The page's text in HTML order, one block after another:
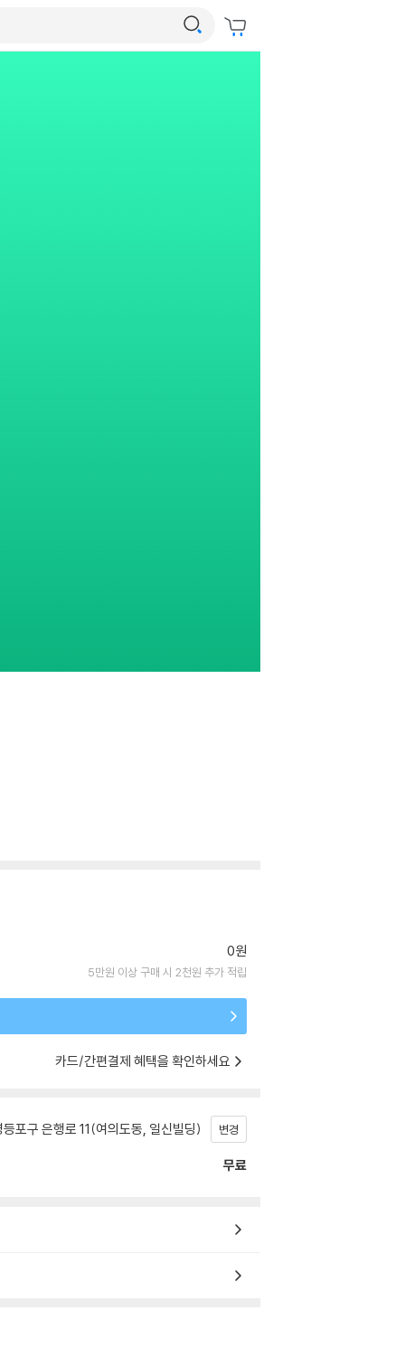
0원
5만원 이상 구매 시 2천원 추가 적립
카드/간편결제 혜택을 확인하세요
포구 은행로 11(여의도동, 일신빌딩) 변경
무료